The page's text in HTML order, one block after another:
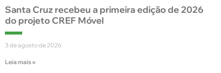
Santa Cruz recebeu a primeira edição de 2026
do projeto CREF Móvel
3 de agosto de 2026
Leia mais »